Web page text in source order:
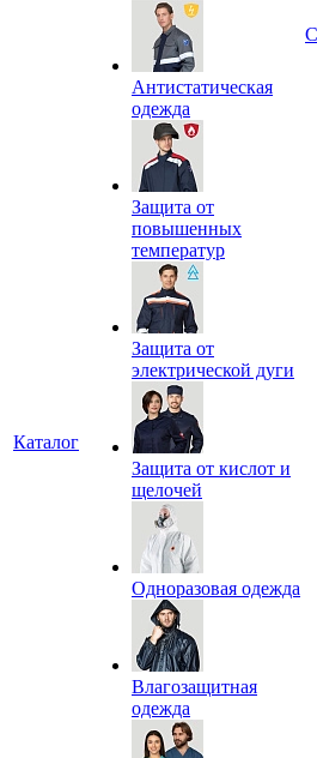
Каталог
Антистатическая
одежда
Защита от
повышенных
температур
Защита от
электрической дуги
Защита от кислот и
щелочей
Одноразовая одежда
Влагозащитная
одежда